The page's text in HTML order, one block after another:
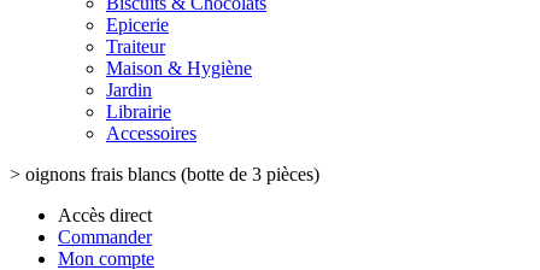
Epicerie
Traiteur
Maison & Hygiène
Jardin
Librairie
Accessoires
> oignons frais blancs (botte de 3 pièces)
Accès direct
Commander
Mon compte